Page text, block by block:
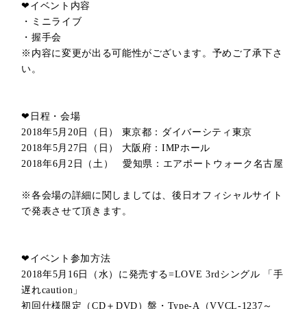
❤イベント内容
・ミニライブ
・握手会
※内容に変更が出る可能性がございます。予めご了承下さ
い。
❤日程・会場
2018年5月 20 日（日） 東京都 ：ダイバーシティ東京
2018年5月 27 日（日） 大阪府 ：IMPホール
2018年6月 2 日（土） 愛知県： エアポートウォーク名古屋
※各会場の詳細に関しましては、後日オフィシャルサイト
で発表させて頂きます。
❤イベント参加方法
2018年5月 16 日（水）に発売する=LOVE 3rdシングル
「手
遅れcaution」
初回仕様限定（ CD ＋ DVD ）盤・ Type-A （VVCL-1237 ～